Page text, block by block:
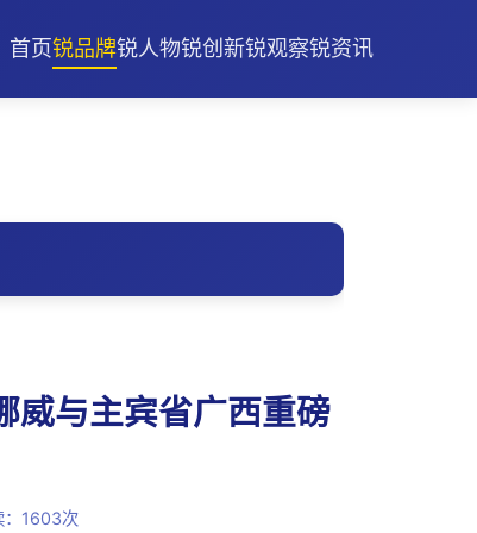
首页锐品牌锐人物锐创新锐观察锐资讯
威与主宾省广西重磅
：1603次